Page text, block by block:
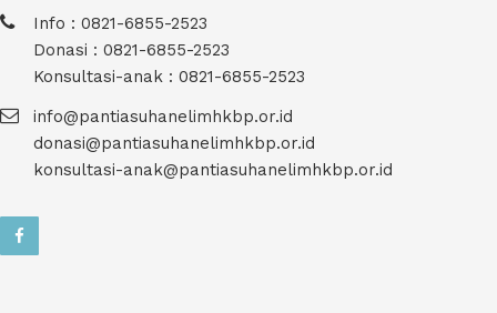
Info : 0821-6855-2523
Donasi : 0821-6855-2523
Konsultasi-anak : 0821-6855-2523
info@pantiasuhanelimhkbp.or.id
donasi@pantiasuhanelimhkbp.or.id
konsultasi-anak@pantiasuhanelimhkbp.or.id